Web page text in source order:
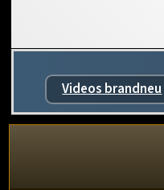
Videos brandneu